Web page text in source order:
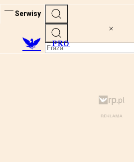
Serwisy
PRO